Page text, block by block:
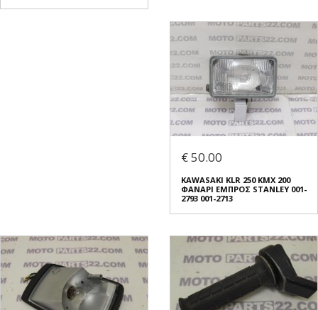
€ 50.00
KAWASAKI KLR 250 KMX 200
ΦΑΝΑΡΙ ΕΜΠΡΟΣ STANLEY 001-
2793 001-2713